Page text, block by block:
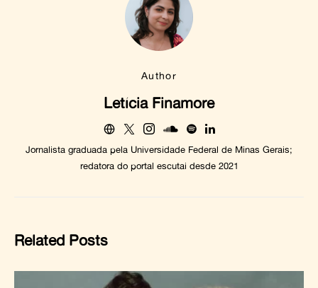
Author
Letícia Finamore
Jornalista graduada pela Universidade Federal de Minas Gerais;
redatora do portal escutai desde 2021
Related Posts